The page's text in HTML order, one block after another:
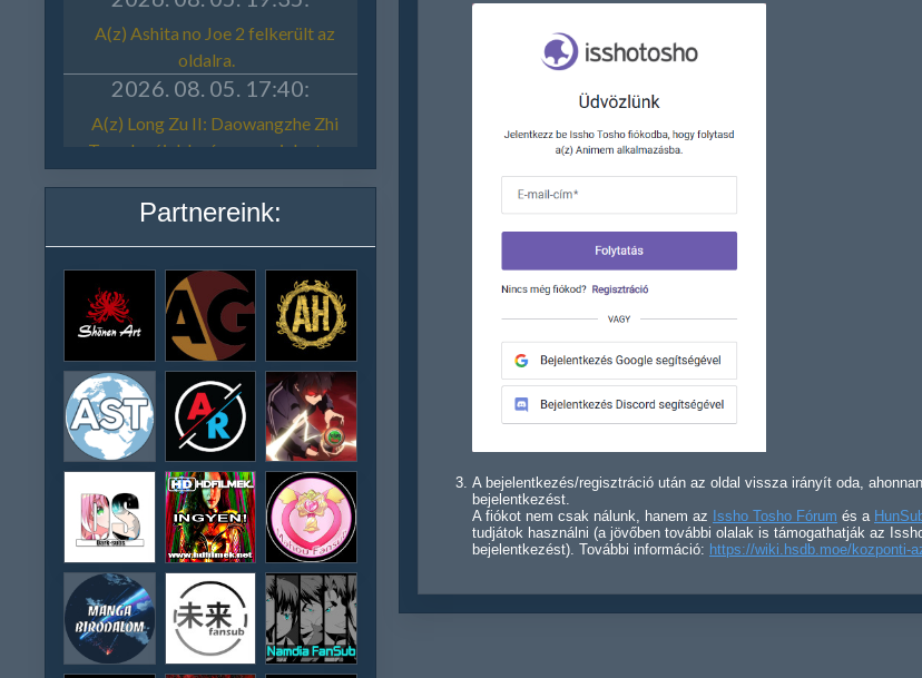
Partnereink:
A bejelentkezés/regisztráció után az oldal vissza irányít oda,
bejelentkezést.
A fiókot nem csak nálunk, hanem az Issho Tosho Fórum és a
tudjátok használni (a jövőben további olalak is támogathatják az
bejelentkezést). További információ: https://wiki.hsdb.moe/kozponti-